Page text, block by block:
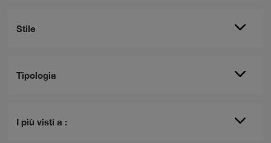
Stile
Tipologia
I più visti a :